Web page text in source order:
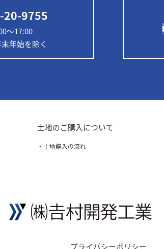
20-9755
〜17:00
年始を除く
土地のご購入について
・土地購入の流れ
プライバシーポリシー